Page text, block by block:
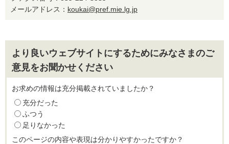
メールアドレス： koukai@pref.mie.lg.jp
より良いウェブサイトにするためにみなさまのご
意見をお聞かせください
お求めの情報は充分掲載されていましたか？
充分だった
ふつう
足りなかった
このページの内容や表現は分かりやすかったですか？